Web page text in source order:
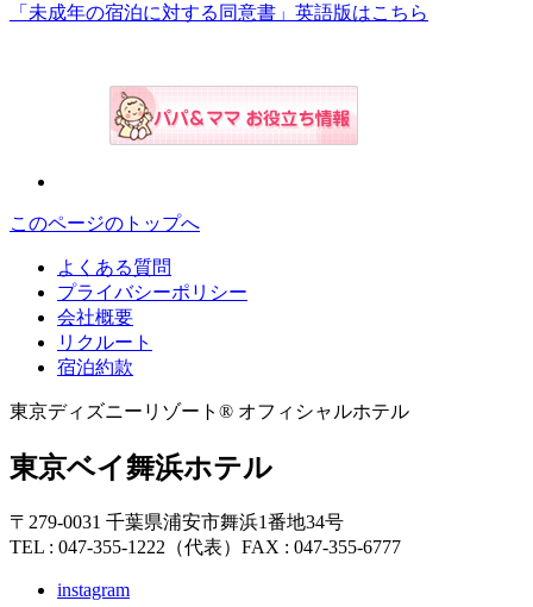
「未成年の宿泊に対する同意書」英語版はこちら
このページのトップへ
よくある質問
プライバシーポリシー
会社概要
リクルート
宿泊約款
東京ディズニーリゾート® オフィシャルホテル
東京ベイ舞浜ホテル
〒279-0031 千葉県浦安市舞浜1番地34号
TEL : 047-355-1222（代表） FAX : 047-355-6777
instagram